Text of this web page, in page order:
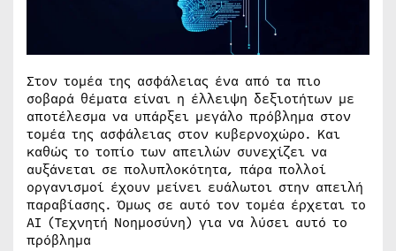
Στον τομέα της ασφάλειας ένα από τα πιο
σοβαρά θέματα είναι η έλλειψη δεξιοτήτων με
αποτέλεσμα να υπάρξει μεγάλο πρόβλημα στον
τομέα της ασφάλειας στον κυβερνοχώρο. Και
καθώς το τοπίο των απειλών συνεχίζει να
αυξάνεται σε πολυπλοκότητα, πάρα πολλοί
οργανισμοί έχουν μείνει ευάλωτοι στην απειλή
παραβίασης. Όμως σε αυτό τον τομέα έρχεται το
ΑΙ (Τεχνητή Νοημοσύνη) για να λύσει αυτό το
πρόβλημα